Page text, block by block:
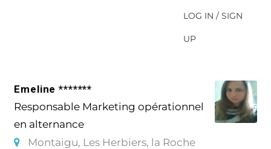
LOG IN / SIGN
UP
Emeline *******
Responsable Marketing opérationnel
en alternance
Montaigu, Les Herbiers, la Roche